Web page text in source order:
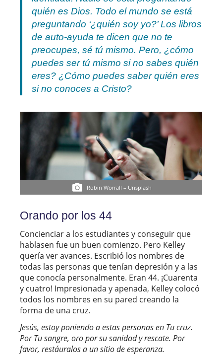
quién es Dios. Todo el mundo se está
preguntando ‘¿quién soy yo?’ Los libros
de auto-ayuda te dicen que no te
preocupes, sé tú mismo. Pero, ¿cómo
puedes ser tú mismo si no sabes quién
eres? ¿Cómo puedes saber quién eres
si no conoces a Cristo?
Robin Worrall – Unsplash
Orando por los 44
Concienciar a los estudiantes y conseguir que
hablasen fue un buen comienzo. Pero Kelley
quería ver avances. Escribió los nombres de
todas las personas que tenían depresión y a las
que conocía personalmente. Eran 44. ¡Cuarenta
y cuatro! Impresionada y apenada, Kelley colocó
todos los nombres en su pared creando la
forma de una cruz.
Jesús, estoy poniendo a estas personas en Tu cruz.
Por Tu sangre, oro por su sanidad y rescate. Por
favor, restáuralos a un sitio de esperanza.